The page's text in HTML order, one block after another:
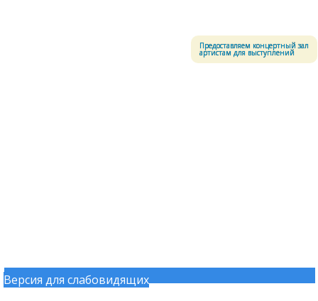
Версия для слабовидящих
Предоставляем концертный зал
артистам для выступлений
Перейти к содержимому